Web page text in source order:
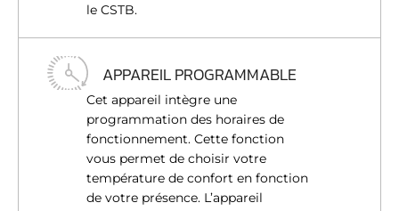
le CSTB.
APPAREIL PROGRAMMABLE
Cet appareil intègre une
programmation des horaires de
fonctionnement. Cette fonction
vous permet de choisir votre
température de confort en fonction
de votre présence. L’appareil